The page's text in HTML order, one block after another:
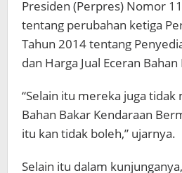
Presiden (Perpres) Nomor
tentang perubahan ketiga
Tahun 2014 tentang
dan Harga Jual Eceran
“Selain itu mereka juga tidak
Bahan Bakar Kendaraan
itu kan tidak boleh,” ujarnya.
Selain itu dalam